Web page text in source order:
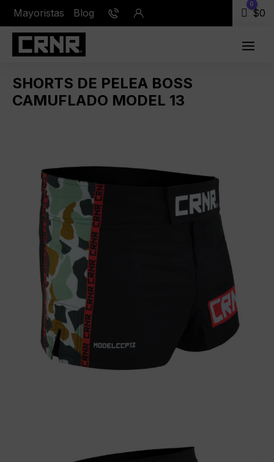
Mayoristas Blog Carro
0
$0
SHORTS DE PELEA BOSS
CAMUFLADO MODEL 13